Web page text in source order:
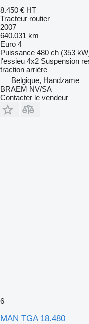
8.450 € HT
Tracteur routier
2007
640.031 km
Euro 4
Puissance 480 ch (353
l'essieu 4x2 Suspension
traction arrière
Belgique, Handzame
BRAEM NV/SA
Contacter le vendeur
6
MAN TGA 18.480